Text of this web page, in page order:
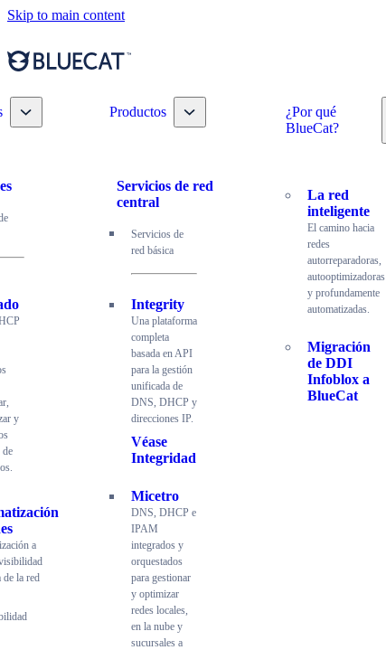
Skip to main content
Toggle nav dropdown
y
a
la red
Productos Toggle nav dropdown
Servicios de red
central
Servicios de
red básica
Integrity
Una plataforma
completa
basada en API
para la gestión
unificada de
DNS, DHCP y
direcciones IP.
Véase
Integridad
Micetro
DNS, DHCP e
IPAM
integrados y
orquestados
para gestionar
y optimizar
redes locales,
en la nube y
sucursales a
¿Por qué
BlueCat?
La red
inteligente
El camino hacia
redes
autorreparadoras,
autooptimizadoras
y profundamente
automatizadas.
Migración
de DDI
Infoblox a
BlueCat